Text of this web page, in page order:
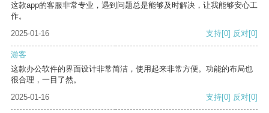
这款app的客服非常专业，遇到问题总是能够及时解决，让我能够安心工
作。
2025-01-16
支持[0] 反对[0]
游客
这款办公软件的界面设计非常简洁，使用起来非常方便。功能的布局也
很合理，一目了然。
2025-01-16
支持[0] 反对[0]